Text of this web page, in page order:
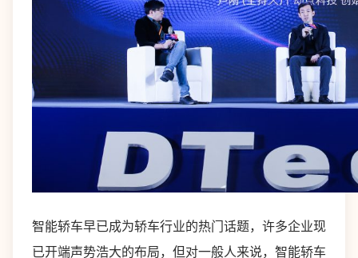
智能轿车早已成为轿车行业的热门话题，许多企业现
已开端声势浩大的布局，但对一般人来说，智能轿车